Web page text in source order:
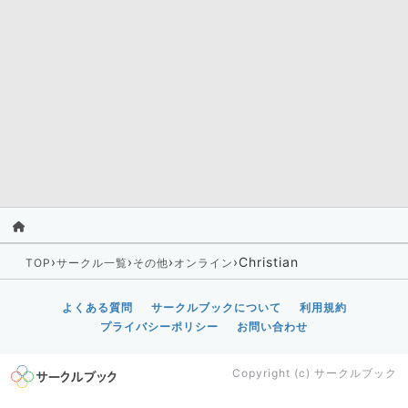
TOP ›サークル一覧› その他› オンライン ›Christian
よくある質問 サークルブックについて
利用規約
プライバシーポリシー
お問い合わせ
Copyright (c) サークルブック